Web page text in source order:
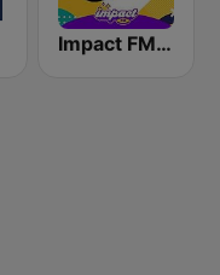
Impact FM - Années 80